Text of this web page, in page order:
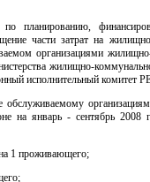
планированию,
части затрат на
организациями
жилищно-
исполнительный комитет
на январь - сентябрь
1 проживающего;